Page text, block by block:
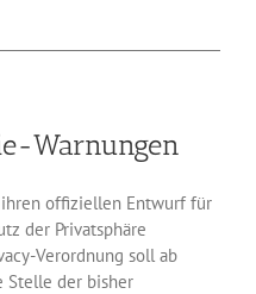
Warnungen
ihren offiziellen Entwurf für
der Privatsphäre
Verordnung soll ab
Stelle der bisher